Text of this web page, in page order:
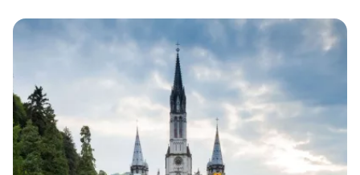
Fortsæt med e-mail